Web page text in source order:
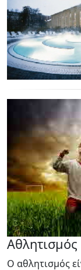
Αθλητισμός
Ο αθλητισμός